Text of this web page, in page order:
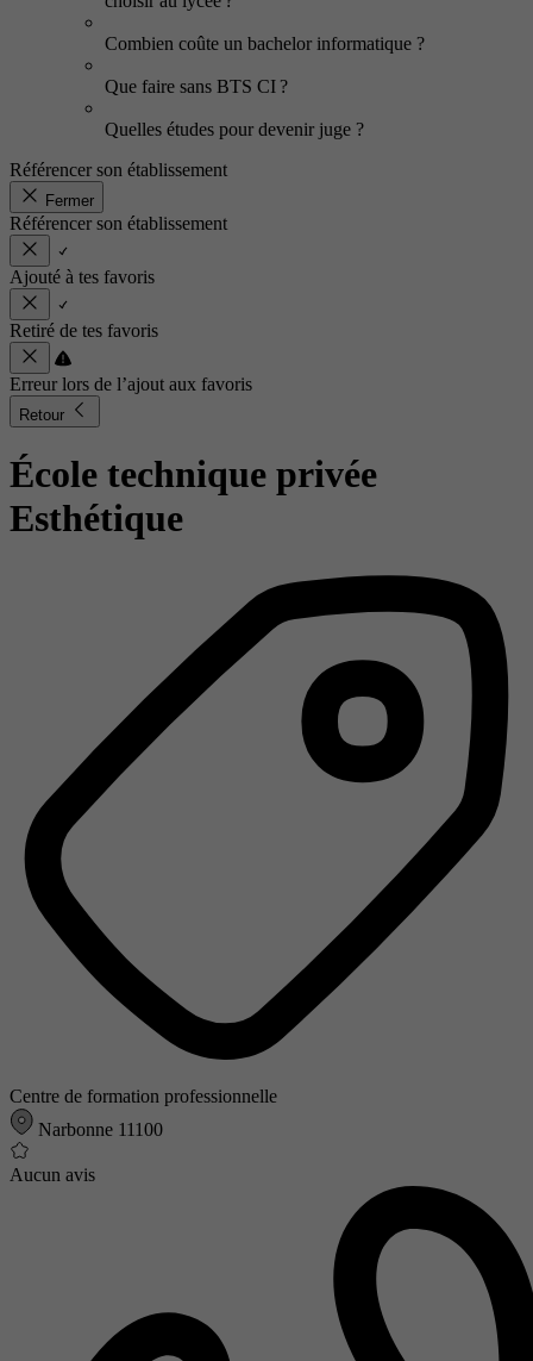
Combien coûte un bachelor informatique ?
Que faire sans BTS CI ?
Quelles études pour devenir juge ?
Référencer son établissement
Fermer
Référencer son établissement
Ajouté à tes favoris
Retiré de tes favoris
Erreur lors de l’ajout aux favoris
Retour
École technique privée
Esthétique
Centre de formation professionnelle
Narbonne 11100
Aucun avis